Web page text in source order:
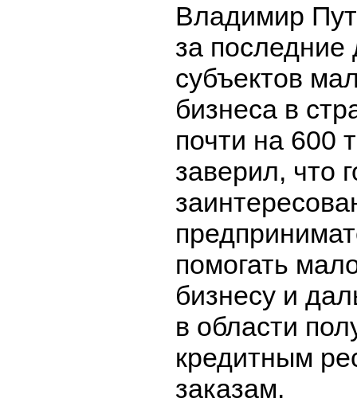
Владимир
за последние
субъектов
бизнеса в
почти на 600
заверил, что
помогать
бизнесу и
в области
кредитным
заказам.